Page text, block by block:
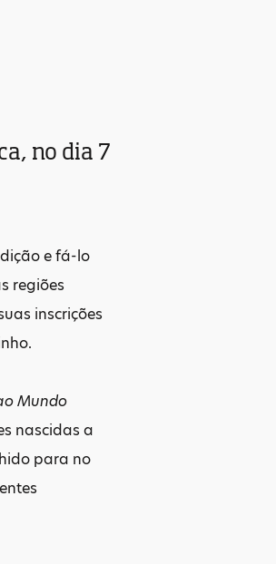
no dia 7
e fá-lo
regiões
inscrições
Mundo
nascidas a
para no